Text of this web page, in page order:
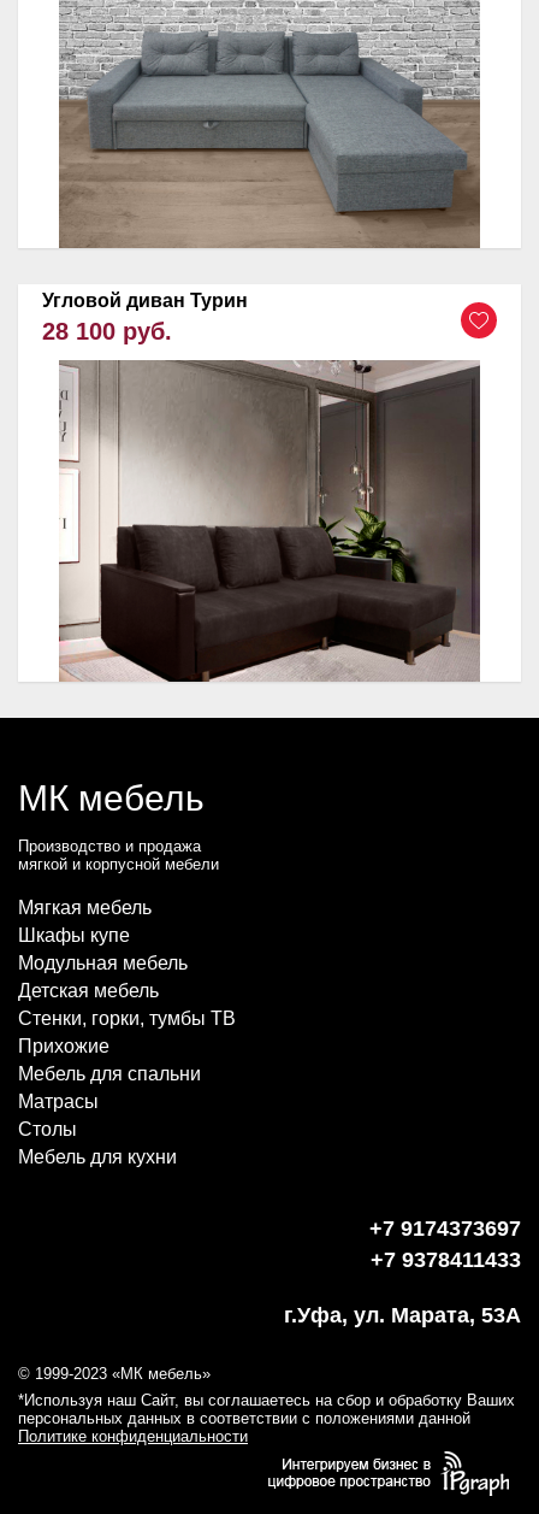
Угловой диван Турин
28 100 руб.
МК мебель
Производство и продажа
мягкой и корпусной мебели
Мягкая мебель
Шкафы купе
Модульная мебель
Детская мебель
Стенки, горки, тумбы ТВ
Прихожие
Мебель для спальни
Матрасы
Столы
Мебель для кухни
+7 9174373697
+7 9378411433
г.Уфа, ул. Марата, 53А
© 1999-2023 «МК мебель»
*Используя наш Сайт, вы соглашаетесь на сбор и обработку Ваших
персональных данных в соответствии с положениями данной
Политике конфиденциальности